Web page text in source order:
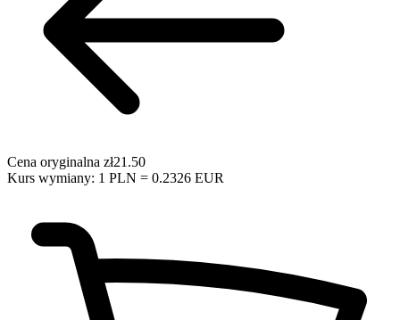
Cena oryginalna zł21.50
Kurs wymiany: 1 PLN = 0.2326 EUR